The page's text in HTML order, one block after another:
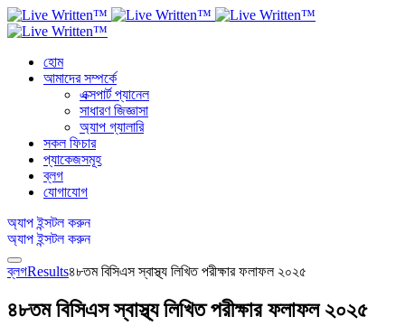
হোম
আমাদের সম্পর্কে
এক্সপার্ট প্যানেল
সাধারণ জিজ্ঞাসা
অ্যাপ গ্যালারি
সকল ফিচার
প্যাকেজসমূহ
ব্লগ
যোগাযোগ
অ্যাপ ইন্সটল করুন
অ্যাপ ইন্সটল করুন
ব্লগResults৪৮তম বিসিএস স্বাস্থ্য লিখিত পরীক্ষার ফলাফল ২০২৫
৪৮তম বিসিএস স্বাস্থ্য লিখিত পরীক্ষার ফলাফল ২০২৫